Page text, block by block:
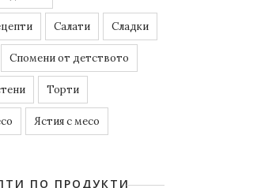
Салати Сладки
Спомени от детството
Торти
Ястия с месо
ПО ПРОДУКТИ